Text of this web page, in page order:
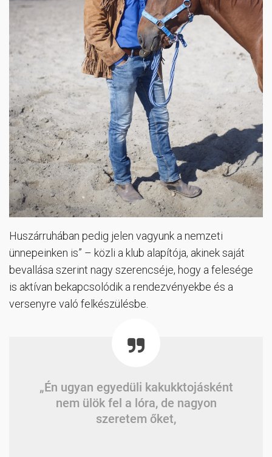
Huszárruhában pedig jelen vagyunk a nemzeti
ünnepeinken is” – közli a klub alapítója, akinek saját
bevallása szerint nagy szerencséje, hogy a felesége
is aktívan bekapcsolódik a rendezvényekbe és a
versenyre való felkészülésbe.
„Én ugyan egyedüli kakukktojásként
nem ülök fel a lóra, de nagyon
szeretem őket,